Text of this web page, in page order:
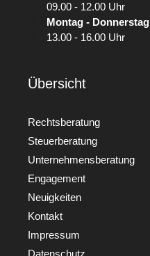
09.00 - 12.00 Uhr
Montag - Donnerstag
13.00 - 16.00 Uhr
Übersicht
Rechtsberatung
Steuerberatung
Unternehmensberatung
Engagement
Neuigkeiten
Kontakt
Impressum